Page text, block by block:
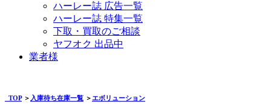
ハーレー誌 広告一覧
ハーレー誌 特集一覧
下取・買取のご相談
ヤフオク 出品中
業者様
TOP＞ 入庫待ち在庫一覧 ＞ エボリューション